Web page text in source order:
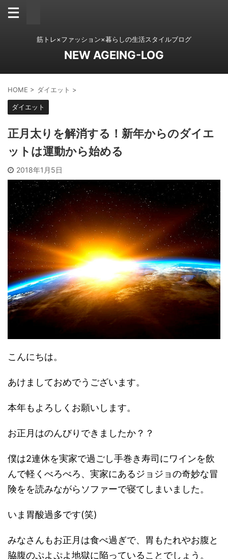
筋トレ×ファッション×暮らしの生活スタイルブログ
NEW AGEING-LOG
HOME > ダイエット >
ダイエット
正月太りを解消する！新年からのダイエ
ットは運動から始める
2018年1月5日
こんにちは。
あけましておめでうございます。
本年もよろしくお願いします。
お正月はのんびりできましたか？？
僕は2連休を実家で過ごし手巻き寿司にワインを飲
んで軽くべろべろ、実家にあるジョジョの奇妙な冒
険をを読みながらソファーで寝てしまいました。
いま胃酸過多です(笑)
みなさんもお正月は食べ過ぎで、胃もたれやお腹と
脇腹のぷよぷよ地獄に陥っていることでしょう。